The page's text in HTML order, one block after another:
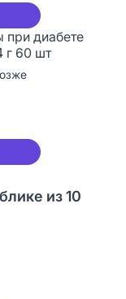
диабете
г 60 шт
из 10